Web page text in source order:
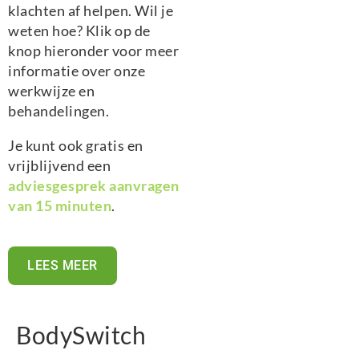
klachten af helpen. Wil je
weten hoe? Klik op de
knop hieronder voor meer
informatie over onze
werkwijze en
behandelingen.
Je kunt ook gratis en
vrijblijvend een
adviesgesprek aanvragen
van 15 minuten.
LEES MEER
BodySwitch